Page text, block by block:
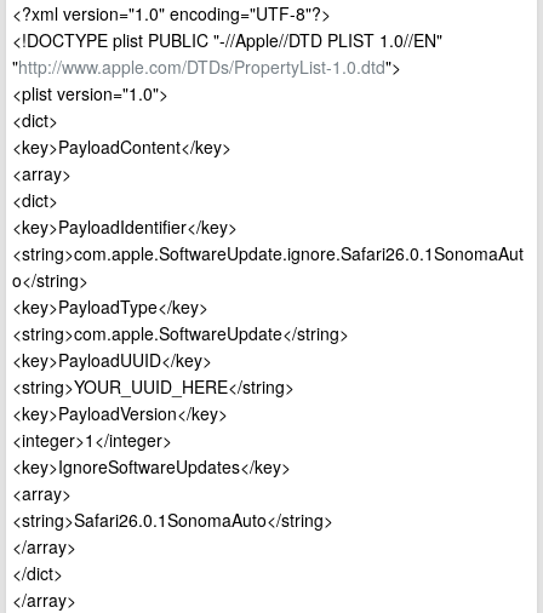
<?xml version="1.0" encoding="UTF-8"?>
<!DOCTYPE plist PUBLIC "-//Apple//DTD PLIST 1.0//EN"
"http://www.apple.com/DTDs/PropertyList-1.0.dtd">
<plist version="1.0">
<dict>
<key>PayloadContent</key>
<array>
<dict>
<key>PayloadIdentifier</key>
<string>com.apple.SoftwareUpdate.ignore.Safari26.0.1SonomaAut
o</string>
<key>PayloadType</key>
<string>com.apple.SoftwareUpdate</string>
<key>PayloadUUID</key>
<string>YOUR_UUID_HERE</string>
<key>PayloadVersion</key>
<integer>1</integer>
<key>IgnoreSoftwareUpdates</key>
<array>
<string>Safari26.0.1SonomaAuto</string>
</array>
</dict>
</array>